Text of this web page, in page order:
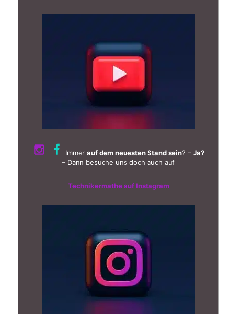
Immer auf dem neuesten Stand sein? – Ja?
– Dann besuche uns doch auch auf
Technikermathe auf Instagram